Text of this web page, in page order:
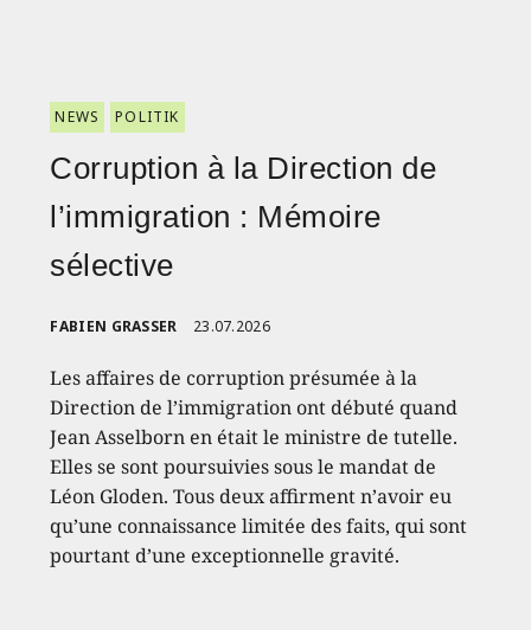
NEWS POLITIK
Corruption à la Direction de
l’immigration : Mémoire
sélective
FABIEN GRASSER 23.07.2026
Les affaires de corruption présumée à la
Direction de l’immigration ont débuté quand
Jean Asselborn en était le ministre de tutelle.
Elles se sont poursuivies sous le mandat de
Léon Gloden. Tous deux affirment n’avoir eu
qu’une connaissance limitée des faits, qui sont
pourtant d’une exceptionnelle gravité.